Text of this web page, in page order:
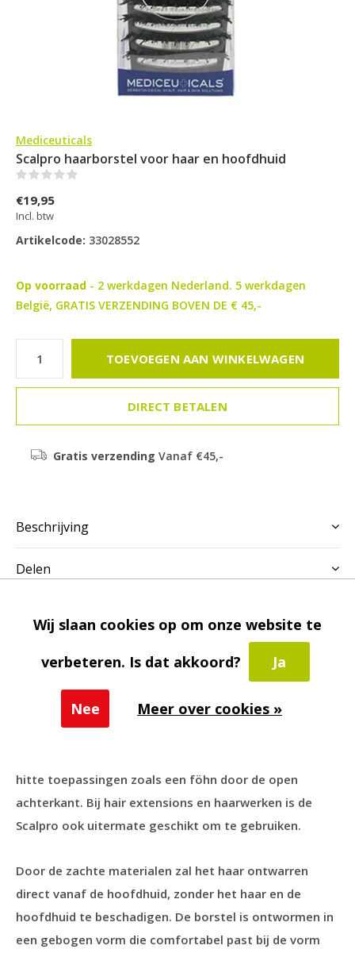
Mediceuticals
Scalpro haarborstel voor haar en hoofdhuid
€19,95
Incl. btw
Artikelcode: 33028552
Op voorraad - 2 werkdagen Nederland. 5 werkdagen
België, GRATIS VERZENDING BOVEN DE € 45,-
TOEVOEGEN AAN WINKELWAGEN
DIRECT BETALEN
Gratis verzending Vanaf €45,-
Beschrijving
Delen
Toevoegen aan vergelijking
De Scalpro haarborstel van Mediceuticals ontwart het
haar zeer eenvoudig vanaf de aanzet en houdt pluis
hitte toepassingen zoals een föhn door de open
achterkant. Bij hair extensions en haarwerken is de
Scalpro ook uitermate geschikt om te gebruiken.
Door de zachte materialen zal het haar ontwarren
direct vanaf de hoofdhuid, zonder het haar en de
hoofdhuid te beschadigen. De borstel is ontwormen in
een gebogen vorm die comfortabel past bij de vorm
Wij slaan cookies op om onze website te
verbeteren. Is dat akkoord?
Ja
Nee Meer over cookies »